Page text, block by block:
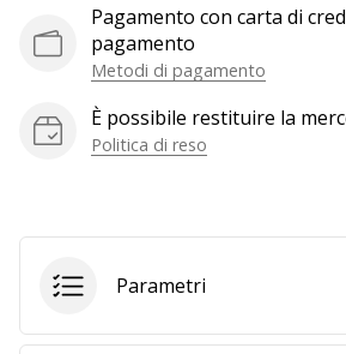
che
generino
profitto.
Unisciti
al…
tutti gli
Pagamento con carta di
pagamento
Metodi di pagamento
È possibile restituire la
Politica di reso
Parametri